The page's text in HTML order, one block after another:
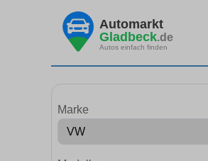
Automarkt
Gladbeck.de
Autos einfach finden
Marke